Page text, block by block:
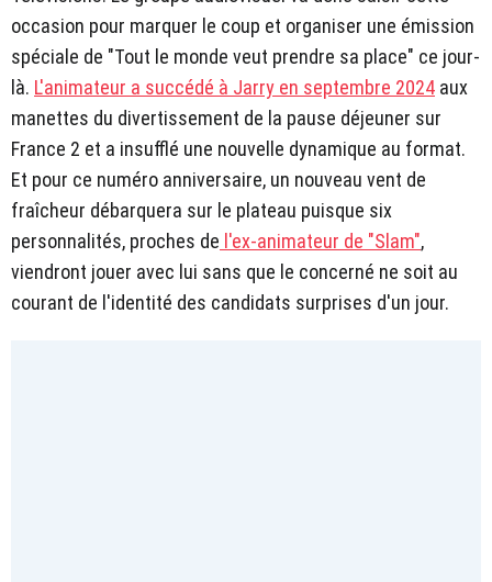
occasion pour marquer le coup et organiser une émission
spéciale de "Tout le monde veut prendre sa place" ce jour-
là. L'animateur a succédé à Jarry en septembre 2024 aux
manettes du divertissement de la pause déjeuner sur
France 2 et a insufflé une nouvelle dynamique au format.
Et pour ce numéro anniversaire, un nouveau vent de
fraîcheur débarquera sur le plateau puisque six
personnalités, proches de l'ex-animateur de "Slam",
viendront jouer avec lui sans que le concerné ne soit au
courant de l'identité des candidats surprises d'un jour.